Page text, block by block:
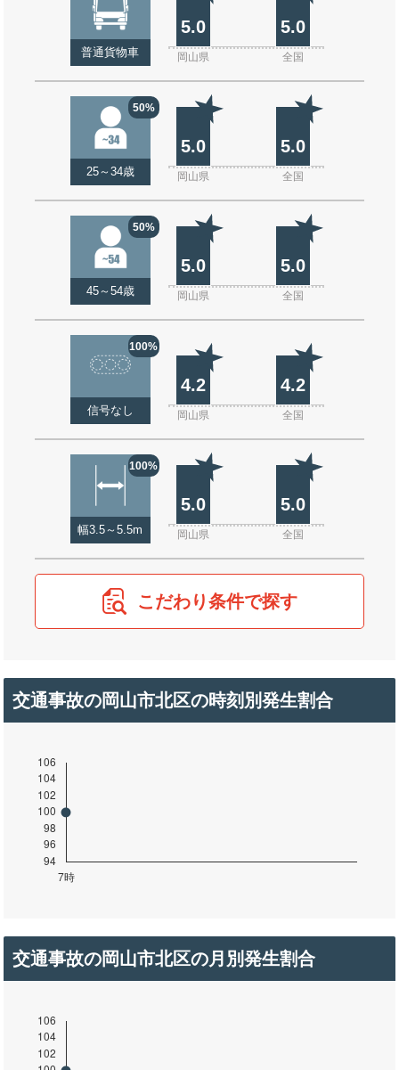
普通貨物車
5.0 5.0
岡山県 全国
50%
25～34歳
5.0 5.0
岡山県 全国
50%
45～54歳
5.0 5.0
岡山県 全国
100%
信号なし
4.2 4.2
岡山県 全国
100%
幅3.5～5.5m
5.0 5.0
岡山県 全国
こだわり条件で探す
交通事故の岡山市北区の時刻別発生割合
交通事故の岡山市北区の月別発生割合